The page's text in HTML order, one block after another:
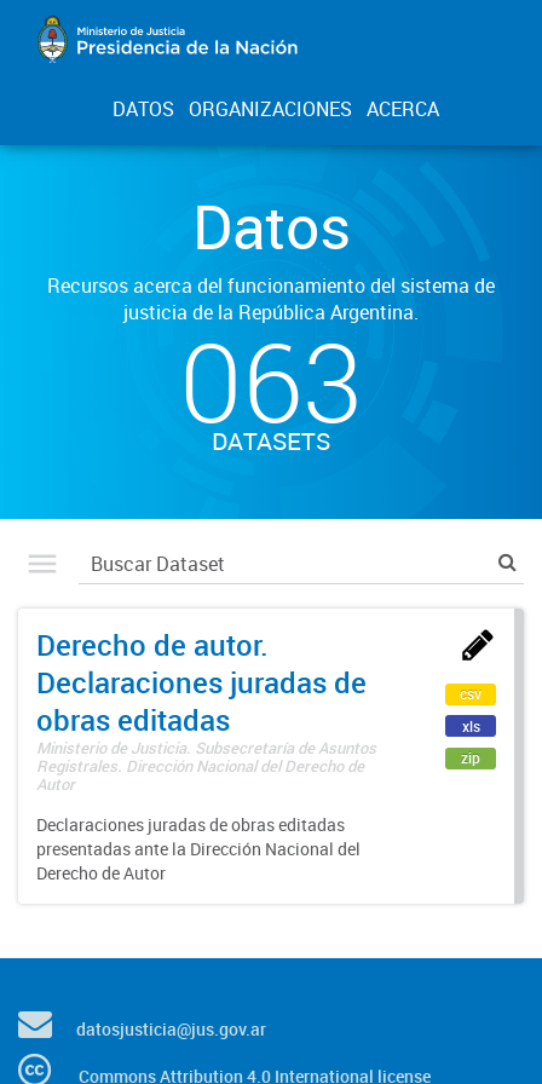
DATOS ORGANIZACIONES ACERCA
Datos
Recursos acerca del funcionamiento del sistema de
justicia de la República Argentina.
063
DATASETS
Derecho de autor.
Declaraciones juradas de
obras editadas
Ministerio de Justicia. Subsecretaría de Asuntos
Registrales. Dirección Nacional del Derecho de
Autor
Declaraciones juradas de obras editadas
presentadas ante la Dirección Nacional del
Derecho de Autor
csv
xls
zip
datosjusticia@jus.gov.ar
Commons Attribution 4.0 International license